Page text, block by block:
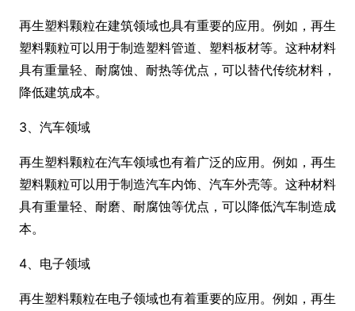
再生塑料颗粒在建筑领域也具有重要的应用。例如，再生
塑料颗粒可以用于制造塑料管道、塑料板材等。这种材料
具有重量轻、耐腐蚀、耐热等优点，可以替代传统材料，
降低建筑成本。
3、汽车领域
再生塑料颗粒在汽车领域也有着广泛的应用。例如，再生
塑料颗粒可以用于制造汽车内饰、汽车外壳等。这种材料
具有重量轻、耐磨、耐腐蚀等优点，可以降低汽车制造成
本。
4、电子领域
再生塑料颗粒在电子领域也有着重要的应用。例如，再生